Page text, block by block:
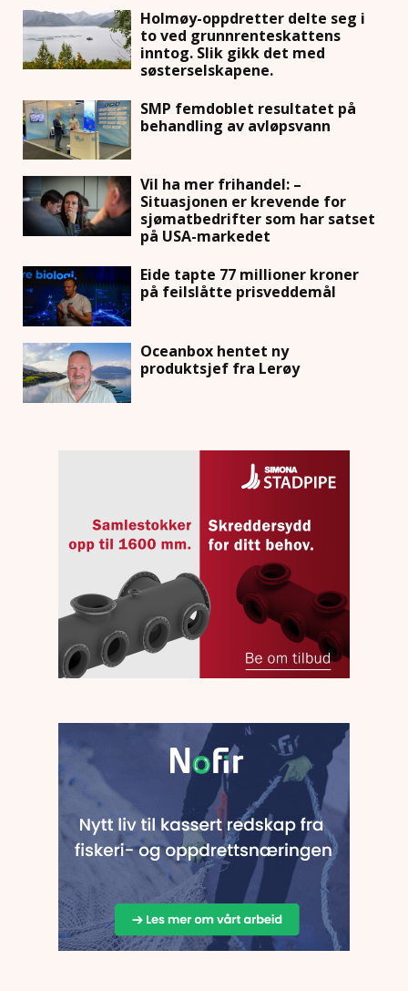
Holmøy-oppdretter delte seg i
to ved grunnrenteskattens
inntog. Slik gikk det med
søsterselskapene.
SMP femdoblet resultatet på
behandling av avløpsvann
Vil ha mer frihandel: –
Situasjonen er krevende for
sjømatbedrifter som har satset
på USA-markedet
Eide tapte 77 millioner kroner
på feilslåtte prisveddemål
Oceanbox hentet ny
produktsjef fra Lerøy